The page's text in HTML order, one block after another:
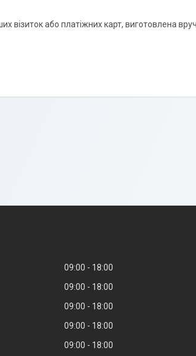
візиток або платіжних карт, виготовлена
09:00
18:00
09:00
18:00
09:00
18:00
09:00
18:00
09:00 18:00